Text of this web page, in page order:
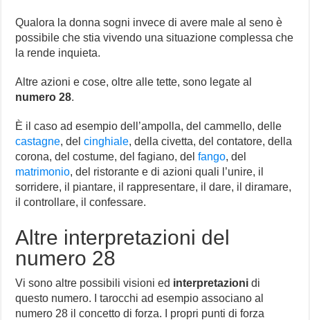
Qualora la donna sogni invece di avere male al seno è
possibile che stia vivendo una situazione complessa che
la rende inquieta.
Altre azioni e cose, oltre alle tette, sono legate al
numero 28.
È il caso ad esempio dell’ampolla, del cammello, delle
castagne, delcinghiale, della civetta, del contatore, della
corona, del costume, del fagiano, delfango, del
matrimonio, del ristorante e di azioni quali l’unire, il
sorridere, il piantare, il rappresentare, il dare, il diramare,
il controllare, il confessare.
Altre interpretazioni del
numero 28
Vi sono altre possibili visioni ed interpretazioni di
questo numero. I tarocchi ad esempio associano al
numero 28 il concetto di forza. I propri punti di forza